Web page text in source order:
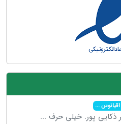
...
ذکایی پور. خیلی حرف ...